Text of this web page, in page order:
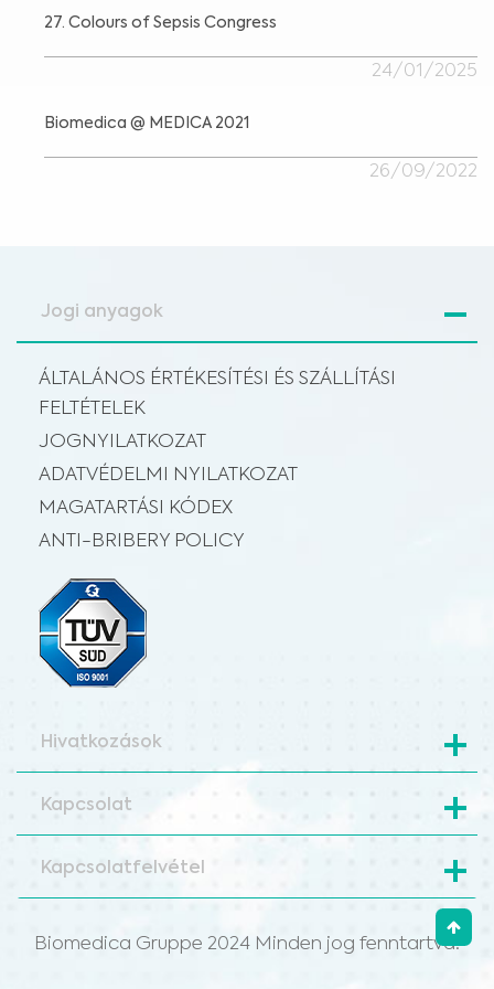
27. Colours of Sepsis Congress
24/01/2025
Biomedica @ MEDICA 2021
26/09/2022
Jogi anyagok
ÁLTALÁNOS ÉRTÉKESÍTÉSI ÉS SZÁLLÍTÁSI
FELTÉTELEK
JOGNYILATKOZAT
ADATVÉDELMI NYILATKOZAT
MAGATARTÁSI KÓDEX
ANTI-BRIBERY POLICY
Hivatkozások
Kapcsolat
Kapcsolatfelvétel
Biomedica Gruppe 2024 Minden jog fenntartva.